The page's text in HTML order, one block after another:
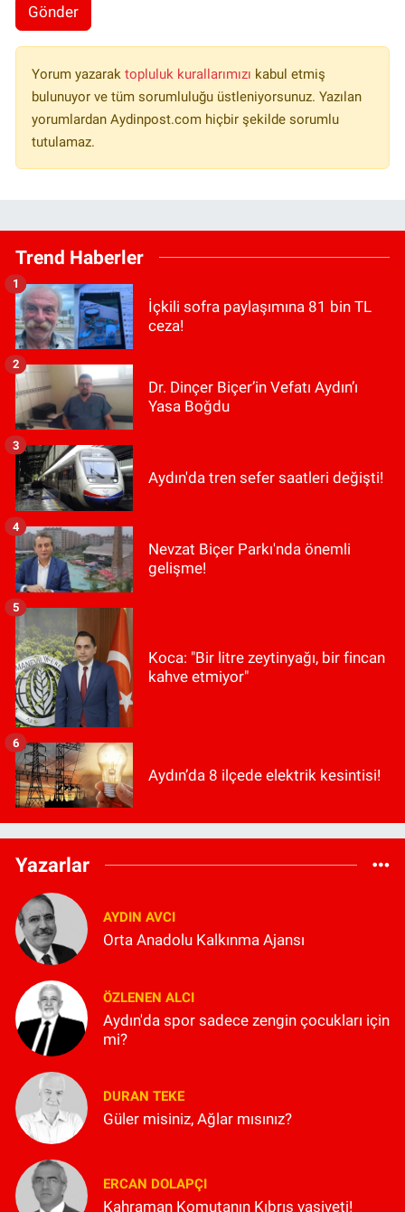
Gönder
Yorum yazarak topluluk kurallarımızı kabul etmiş
bulunuyor ve tüm sorumluluğu üstleniyorsunuz. Yazılan
yorumlardan Aydinpost.com hiçbir şekilde sorumlu
tutulamaz.
Trend Haberler
İçkili sofra paylaşımına 81 bin TL
ceza!
1
Dr. Dinçer Biçer’in Vefatı Aydın’ı
Yasa Boğdu
2
Aydın'da tren sefer saatleri değişti!
3
Nevzat Biçer Parkı'nda önemli
gelişme!
4
Koca: "Bir litre zeytinyağı, bir fincan
kahve etmiyor"
5
Aydın’da 8 ilçede elektrik kesintisi!
6
Yazarlar
AYDIN AVCI
Orta Anadolu Kalkınma Ajansı
ÖZLENEN ALCI
Aydın'da spor sadece zengin çocukları için
mi?
DURAN TEKE
Güler misiniz, Ağlar mısınız?
ERCAN DOLAPÇI
Kahraman Komutanın Kıbrıs vasiyeti!